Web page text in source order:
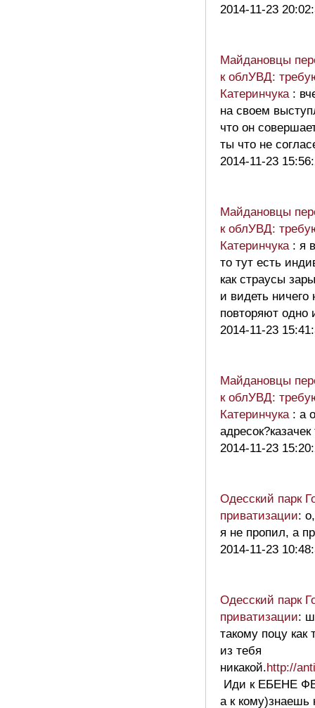
2014-11-23
Майдановцы
к облУВД:
Катеринчука :
на своем
что он
ты что не
2014-11-23
Майдановцы
к облУВД:
Катеринчука : я
то тут есть
как страусы
и видеть ничего
повторяют
2014-11-23
Майдановцы
к облУВД:
Катеринчука : а
2014-11-23
Одесский парк
приватизации:
я не пропил, а
2014-11-23
Одесский парк
приватизации:
такому поцу как
из тебя
никакой.http://
Иди к ЕБЕНЕ
а к кому)знаешь